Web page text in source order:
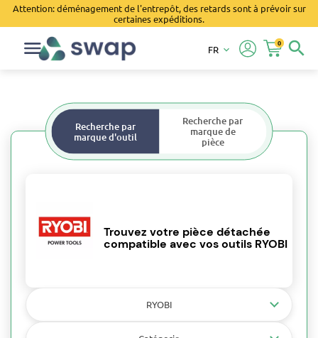
Attention: déménagement de l'entrepôt, des retards sont à prévoir sur
certaines expéditions.
search
0
FR keyboard_arrow_down
Recherche par
marque d'outil
Recherche par
marque de
pièce
Trouvez votre pièce détachée
compatible avec vos outils RYOBI
RYOBI